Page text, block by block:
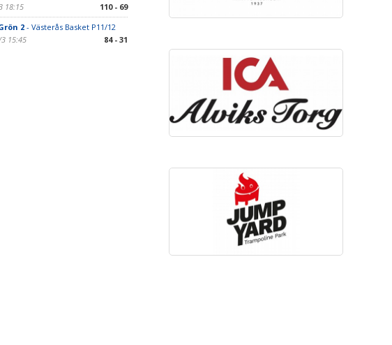
18:15
110 - 69
2- Västerås Basket P11/12
15:45
84 - 31